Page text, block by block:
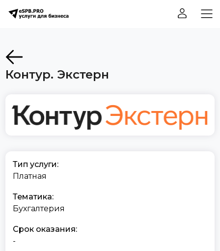
Контур. Экстерн
Тип услуги:
Платная
Тематика:
Бухгалтерия
Срок оказания:
-